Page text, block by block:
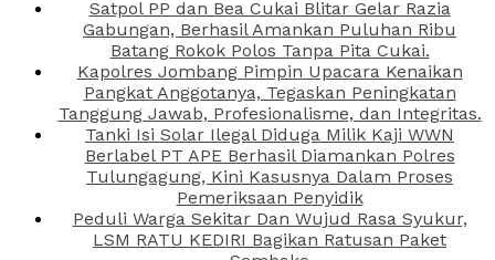
Satpol PP dan Bea Cukai Blitar Gelar Razia
Gabungan, Berhasil Amankan Puluhan Ribu
Batang Rokok Polos Tanpa Pita Cukai.
Kapolres Jombang Pimpin Upacara Kenaikan
Pangkat Anggotanya, Tegaskan Peningkatan
Tanggung Jawab, Profesionalisme, dan Integritas.
Tanki Isi Solar Ilegal Diduga Milik Kaji WWN
Berlabel PT APE Berhasil Diamankan Polres
Tulungagung, Kini Kasusnya Dalam Proses
Pemeriksaan Penyidik
Peduli Warga Sekitar Dan Wujud Rasa Syukur,
LSM RATU KEDIRI Bagikan Ratusan Paket